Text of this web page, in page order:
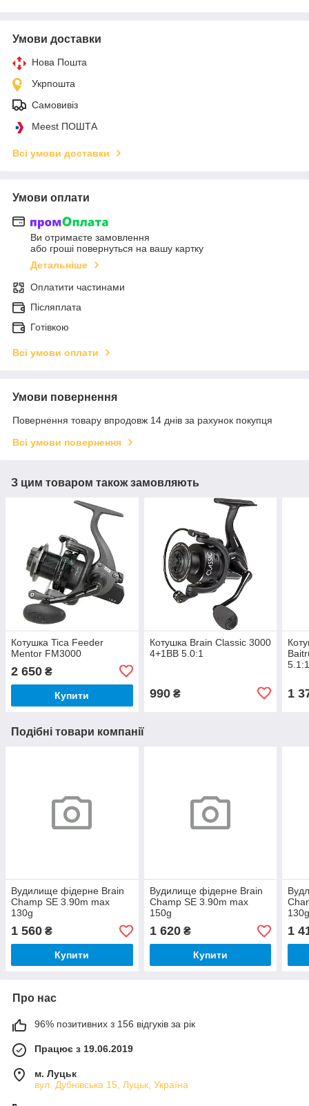
Умови доставки
Нова Пошта
Укрпошта
Самовивіз
Meest ПОШТА
Всі умови доставки
Умови оплати
Ви отримаєте замовлення
або гроші повернуться на вашу картку
Детальніше
Оплатити частинами
Післяплата
Готівкою
Всі умови оплати
Умови повернення
Повернення товару впродовж 14 днів за рахунок покупця
Всі умови повернення
З цим товаром також замовляють
Котушка Tica Feeder
Mentor FM3000
2 650 ₴
Купити
Котушка Brain Classic 3000
4+1BB 5.0:1
990₴ 1
Подібні товари компанії
Вудилище фідерне Brain
Champ SE 3.90m max
130g
1 560 ₴
Купити
Вудилище фідерне Brain
Champ SE 3.90m max
150g
1 620₴
Купити
1
Про нас
96% позитивних з 156 відгуків за рік
Працює з 19.06.2019
м. Луцьк
вул. Дубнівська 15, Луцьк, Україна